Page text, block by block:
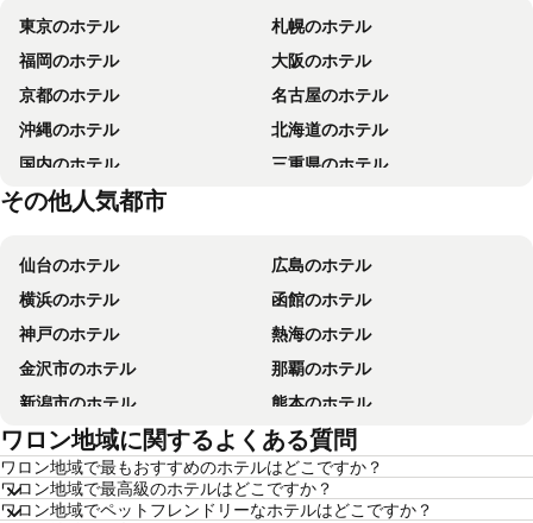
東京のホテル
札幌のホテル
福岡のホテル
大阪のホテル
京都のホテル
名古屋のホテル
沖縄のホテル
北海道のホテル
国内のホテル
三重県のホテル
東京都のホテル
その他人気都市
仙台のホテル
広島のホテル
横浜のホテル
函館のホテル
神戸のホテル
熱海のホテル
金沢市のホテル
那覇のホテル
新潟市のホテル
熊本のホテル
箱根のホテル
ソウルのホテル
鹿児島のホテル
別府のホテル
軽井沢のホテル
高知のホテル
ワロン地域に関するよくある質問
ワロン地域で最もおすすめのホテルはどこですか？
ワロン地域で最高級のホテルはどこですか？
ワロン地域でペットフレンドリーなホテルはどこですか？